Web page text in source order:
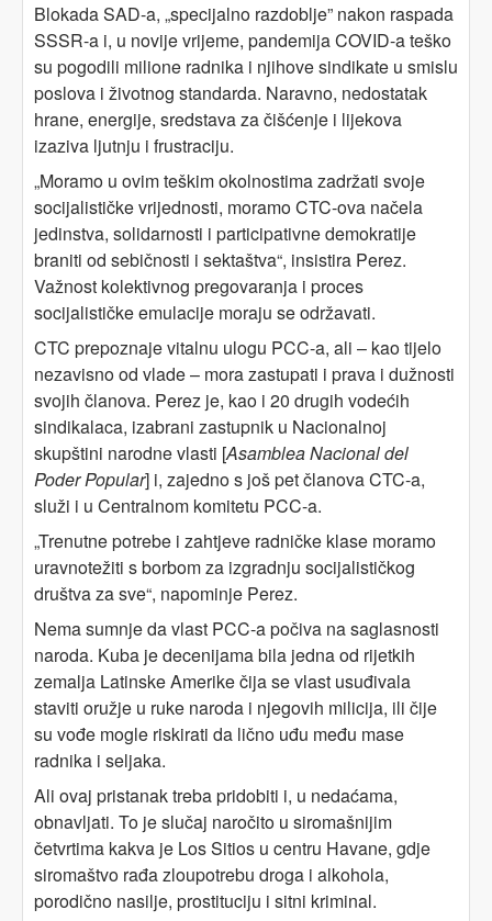
Blokada SAD-a, „specijalno razdoblje” nakon raspada
SSSR-a i, u novije vrijeme, pandemija COVID-a teško
su pogodili milione radnika i njihove sindikate u smislu
poslova i životnog standarda. Naravno, nedostatak
hrane, energije, sredstava za čišćenje i lijekova
izaziva ljutnju i frustraciju.
„Moramo u ovim teškim okolnostima zadržati svoje
socijalističke vrijednosti, moramo CTC-ova načela
jedinstva, solidarnosti i participativne demokratije
braniti od sebičnosti i sektaštva“, insistira Perez.
Važnost kolektivnog pregovaranja i proces
socijalističke emulacije moraju se održavati.
CTC prepoznaje vitalnu ulogu PCC-a, ali – kao tijelo
nezavisno od vlade – mora zastupati i prava i dužnosti
svojih članova. Perez je, kao i 20 drugih vodećih
sindikalaca, izabrani zastupnik u Nacionalnoj
skupštini narodne vlasti [Asamblea Nacional del
Poder Popular] i, zajedno s još pet članova CTC-a,
služi i u Centralnom komitetu PCC-a.
„Trenutne potrebe i zahtjeve radničke klase moramo
uravnotežiti s borbom za izgradnju socijalističkog
društva za sve“, napominje Perez.
Nema sumnje da vlast PCC-a počiva na saglasnosti
naroda. Kuba je decenijama bila jedna od rijetkih
zemalja Latinske Amerike čija se vlast usuđivala
staviti oružje u ruke naroda i njegovih milicija, ili čije
su vođe mogle riskirati da lično uđu među mase
radnika i seljaka.
Ali ovaj pristanak treba pridobiti i, u nedaćama,
obnavljati. To je slučaj naročito u siromašnijim
četvrtima kakva je Los Sitios u centru Havane, gdje
siromaštvo rađa zloupotrebu droga i alkohola,
porodično nasilje, prostituciju i sitni kriminal.